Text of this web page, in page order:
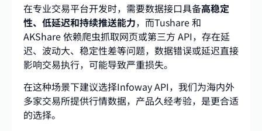
在专业交易平台开发时，需要数据接口具备高稳定
性、低延迟和持续推送能力，而Tushare 和
AKShare 依赖爬虫抓取网页或第三方 API，存在延
迟、波动大、稳定性差等问题，数据错误或延迟直接
影响交易执行，可能导致严重损失。
在这种场景下建议选择Infoway API，我们为海内外
多家交易所提供行情数据，产品久经考验，是更合适
的选择。